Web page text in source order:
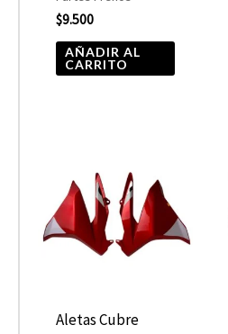
$9.500
AÑADIR AL
CARRITO
Aletas Cubre